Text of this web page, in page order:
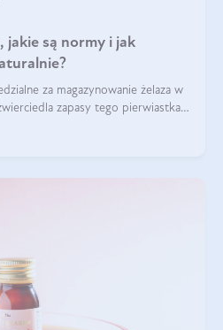
jakie są normy i jak
za magazynowanie żelaza w
zapasy tego pierwiastka.
utrudniać codzienne